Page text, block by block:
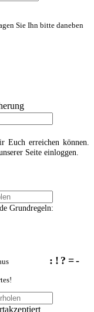
Sie Ihn bitte daneben
erreichen können.
Seite einloggen.
Grundregeln:
aus :!?=-
akzeptiert